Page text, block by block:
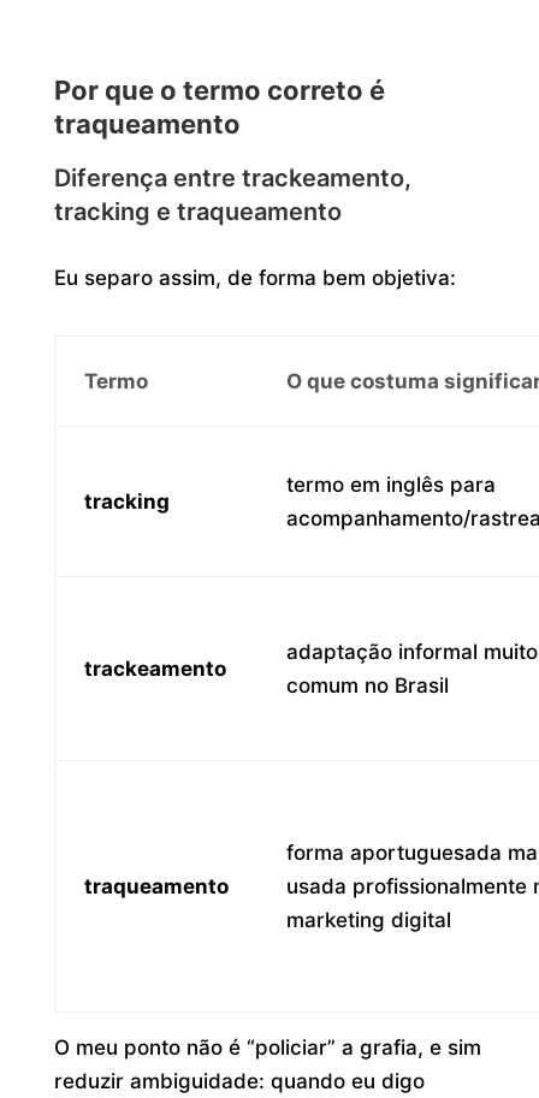
Por que o termo correto é
traqueamento
Diferença entre trackeamento,
tracking e traqueamento
Eu separo assim, de forma bem objetiva:
Termo O que costuma
tracking
termo em inglês para
acompanhamento/
trackeamento
adaptação informal muito
comum no Brasil
traqueamento
forma aportuguesada
usada profissionalmente
marketing digital
O meu ponto não é “policiar” a grafia, e sim
reduzir ambiguidade: quando eu digo